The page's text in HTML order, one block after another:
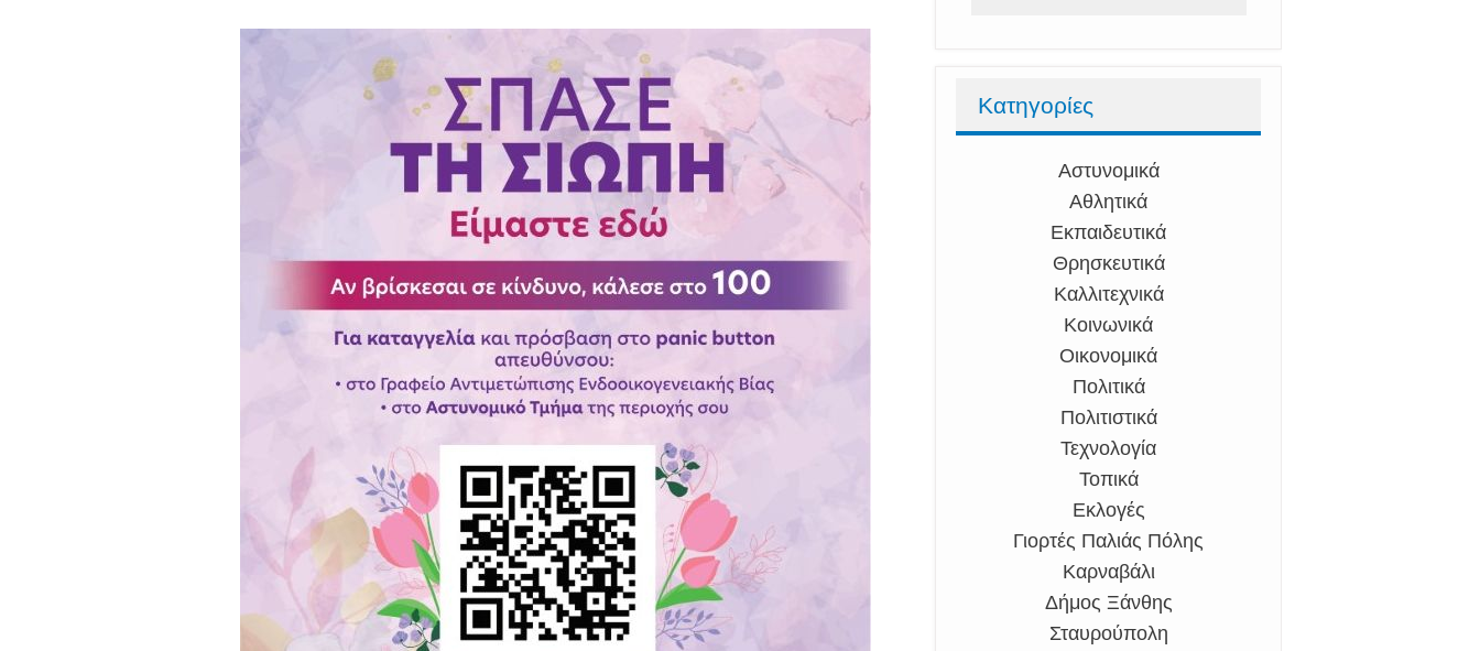
Κατηγορίες
Αστυνομικά
Αθλητικά
Εκπαιδευτικά
Θρησκευτικά
Καλλιτεχνικά
Κοινωνικά
Οικονομικά
Πολιτικά
Πολιτιστικά
Τεχνολογία
Τοπικά
Εκλογές
Γιορτές Παλιάς Πόλης
Καρναβάλι
Δήμος Ξάνθης
Σταυρούπολη